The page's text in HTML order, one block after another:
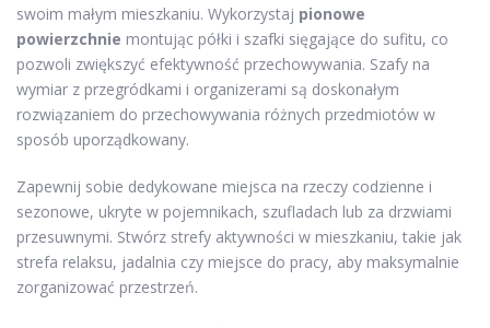
swoim małym mieszkaniu. Wykorzystaj pionowe
powierzchnie montując półki i szafki sięgające do sufitu, co
pozwoli zwiększyć efektywność przechowywania. Szafy na
wymiar z przegródkami i organizerami są doskonałym
rozwiązaniem do przechowywania różnych przedmiotów w
sposób uporządkowany.
Zapewnij sobie dedykowane miejsca na rzeczy codzienne i
sezonowe, ukryte w pojemnikach, szufladach lub za drzwiami
przesuwnymi. Stwórz strefy aktywności w mieszkaniu, takie jak
strefa relaksu, jadalnia czy miejsce do pracy, aby maksymalnie
zorganizować przestrzeń.